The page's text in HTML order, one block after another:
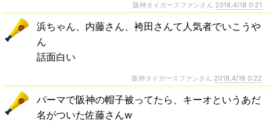
阪神タイガースファンさん 2018,4/18 0:21
浜ちゃん、内藤さん、袴田さんて人気者でいこうや
ん
話面白い
阪神タイガースファンさん 2018,4/18 0:22
パーマで阪神の帽子被ってたら、キーオというあだ
名がついた佐藤さんw